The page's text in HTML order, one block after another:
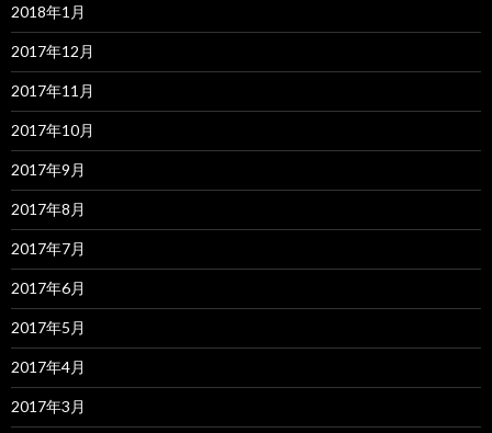
2018年1月
2017年12月
2017年11月
2017年10月
2017年9月
2017年8月
2017年7月
2017年6月
2017年5月
2017年4月
2017年3月